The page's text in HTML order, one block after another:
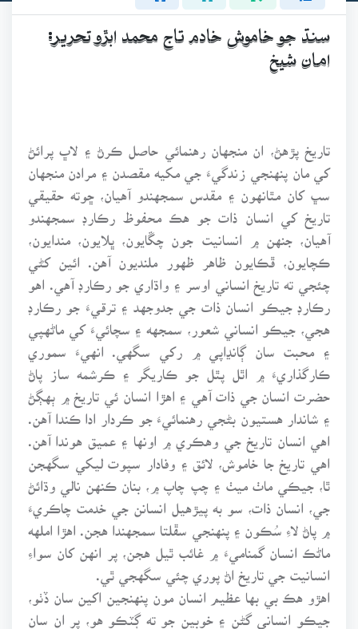
سنڌ جو خاموش خادم تاج محمد ابڙو تحرير:
امان شيخ
تاريخ پڙهڻ، ان منجهان رهنمائي حاصل ڪرڻ ۽ لاڀ پرائڻ
کي مان پنهنجي زندگيءَ جي مکيه مقصدن ۽ مرادن منجهان
سڀ کان مٿانهون ۽ مقدس سمجهندو آهيان، ڇوته حقيقي
تاريخ کي انسان ذات جو هڪ محفوظ رڪارڊ سمجهندو
آهيان، جنهن ۾ انسانيت جون چڱايون، ڀلايون، مندايون،
ڪچايون، ڦڪايون ظاهر ظهور ملنديون آهن. ائين کڻي
چئجي ته تاريخ انساني اوسر ۽ واڌاري جو رڪارڊ آهي. اهو
رڪارڊ جيڪو انسان ذات جي جدوجهد ۽ ترقيءَ جو رڪارڊ
هجي، جيڪو انساني شعور، سمجهه ۽ سچائيءَ کي ماڻهپي
۽ محبت سان ڳانڍاپي ۾ رکي سگهي. انهيءَ سموري
ڪارگذاريءَ ۾ اٿل پٿل جو ڪاريگر ۽ ڪرشمه ساز پاڻ
حضرت انسان جي ذات آهي ۽ اهڙا انسان ئي تاريخ ۾ ٻهڳڻ
۽ شاندار هستيون بڻجي رهنمائيءَ جو ڪردار ادا ڪندا آهن.
اهي انسان تاريخ جي وهڪري ۾ اونها ۽ عميق هوندا آهن.
اهي تاريخ جا خاموش، لائق ۽ وفادار سپوت ليکي سگهجن
ٿا، جيڪي ماٺ ميٺ ۽ چپ چاپ ۾، بنان ڪنهن نالي وڌائڻ
جي، انسان ذات، سو به پيڙهيل انسانن جي خدمت چاڪريءَ
۾ پاڻ لاءِ سُڪون ۽ پنهنجي سڦلتا سمجهندا هجن. اهڙا املهه
ماڻڪ انسان گمناميءَ ۾ غائب ٿيل هجن، پر انهن کان سواءِ
انسانيت جي تاريخ اڻ پوري چئي سگهجي ٿي.
اهڙو هڪ بي بها عظيم انسان مون پنهنجين اکين سان ڏٺو،
جيڪو انساني گڻن ۽ خوبين جو ته ڳٽڪو هو، پر ان سان